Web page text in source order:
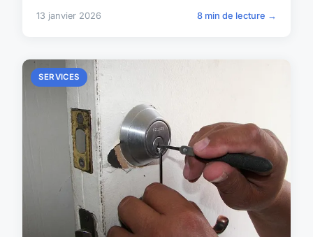
13 janvier 2026 8 min de lecture →
SERVICES